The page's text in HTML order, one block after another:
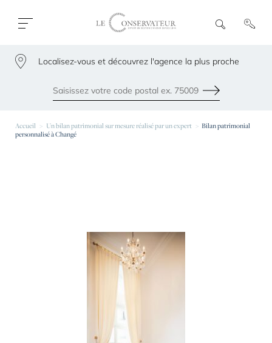
Ouvrir
menu
R
e
h
e
Localisez-vous et découvrez l'agence la plus proche
Envoyer
79300
Accueil Un bilan patrimonial sur mesure réalisé par un expert
Bilan patrimonial
personnalisé à Changé